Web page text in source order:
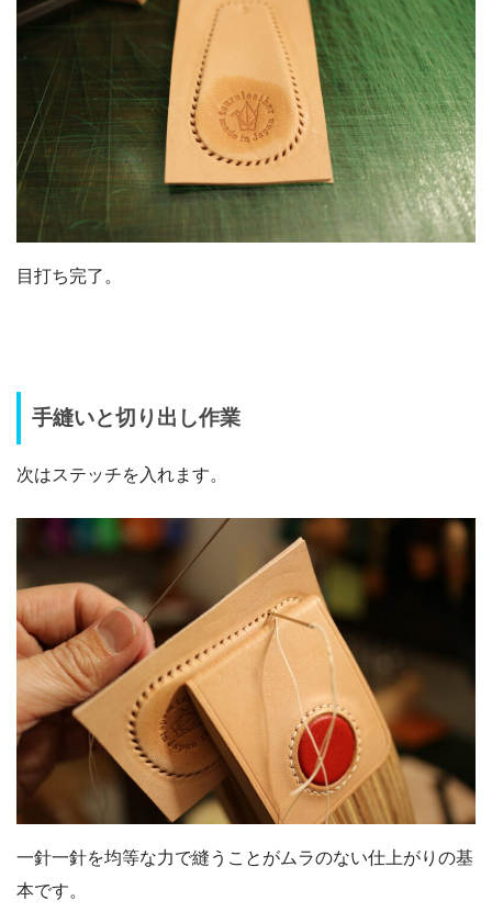
目打ち完了。
手縫いと切り出し作業
次はステッチを入れます。
一針一針を均等な力で縫うことがムラのない仕上がりの基
本です。